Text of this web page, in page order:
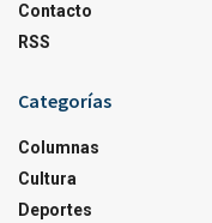
Contacto
RSS
Categorías
Columnas
Cultura
Deportes